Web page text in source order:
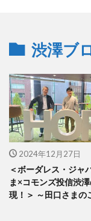
渋澤ブ
2024年12月27日
＜ボーダレス・ジャ
ま×コモンズ投信渋
現！＞ ～田口さまの